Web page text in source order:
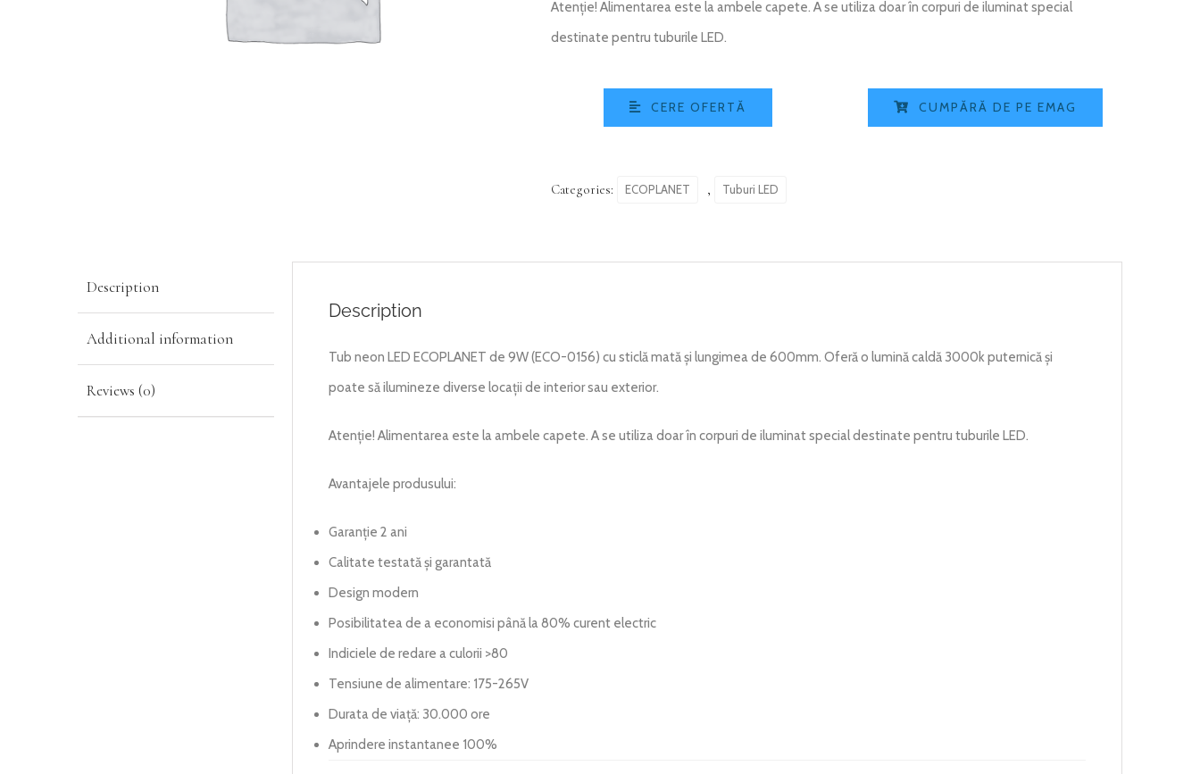
Atenție! Alimentarea este la ambele capete. A se utiliza doar în corpuri de iluminat special
destinate pentru tuburile LED.
CERE OFERTĂ CUMPĂRĂ DE PE EMAG
Categories: ECOPLANET Tuburi LED
Description
Additional information
Reviews (0)
Description
Tub neon LED ECOPLANET de 9W (ECO-0156) cu sticlă mată și lungimea de 600mm. Oferă o lumină caldă 3000k puternică și
poate să ilumineze diverse locații de interior sau exterior.
Atenție! Alimentarea este la ambele capete. A se utiliza doar în corpuri de iluminat special destinate pentru tuburile LED.
Avantajele produsului:
Garanție 2 ani
Calitate testată și garantată
Design modern
Posibilitatea de a economisi până la 80% curent electric
Indiciele de redare a culorii >80
Tensiune de alimentare: 175-265V
Durata de viață: 30.000 ore
Aprindere instantanee 100%